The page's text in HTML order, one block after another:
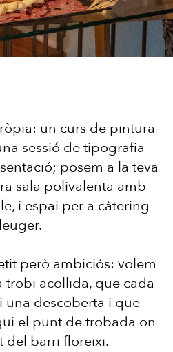
un curs de pintura
sessió de tipografia
posem a la teva
sala polivalenta amb
i espai per a càtering
però ambiciós: volem
acollida, que cada
una descoberta i que
el punt de trobada on
del barri floreixi.